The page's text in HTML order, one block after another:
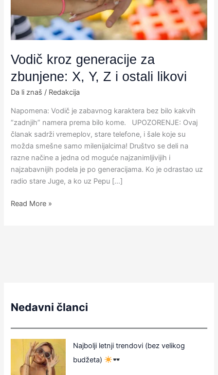
Vodič kroz generacije za
zbunjene: X, Y, Z i ostali likovi
Da li znaš / Redakcija
Napomena: Vodič je zabavnog karaktera bez bilo kakvih
“zadnjih” namera prema bilo kome. UPOZORENJE: Ovaj
članak sadrži vremeplov, stare telefone, i šale koje su
možda smešne samo milenijalcima! Društvo se deli na
razne načine a jedna od moguće najzanimljivijih i
najzabavnijih podela je po generacijama. Ko je odrastao uz
radio stare Juge, a ko uz Pepu […]
i
ostali
likovi
Read More »
Nedavni članci
Najbolji letnji trendovi (bez velikog
budžeta)